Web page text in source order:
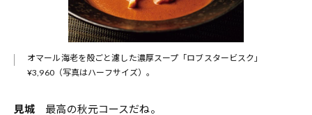
オマール海老を殻ごと濾した濃厚スープ「ロブスタービスク」
¥3,960（写真はハーフサイズ）。
見城 最高の秋元コースだね。